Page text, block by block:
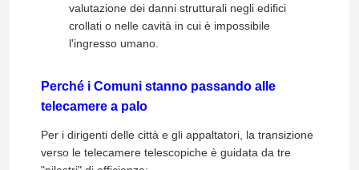
Notizie
Attrezzatura UV di CIPP
CIPP curato UV
valutazione dei danni strutturali negli edifici
crollati o nelle cavità in cui è impossibile
l'ingresso umano.
Perché i Comuni stanno passando alle
telecamere a palo
Per i dirigenti delle città e gli appaltatori, la transizione
verso le telecamere telescopiche è guidata da tre